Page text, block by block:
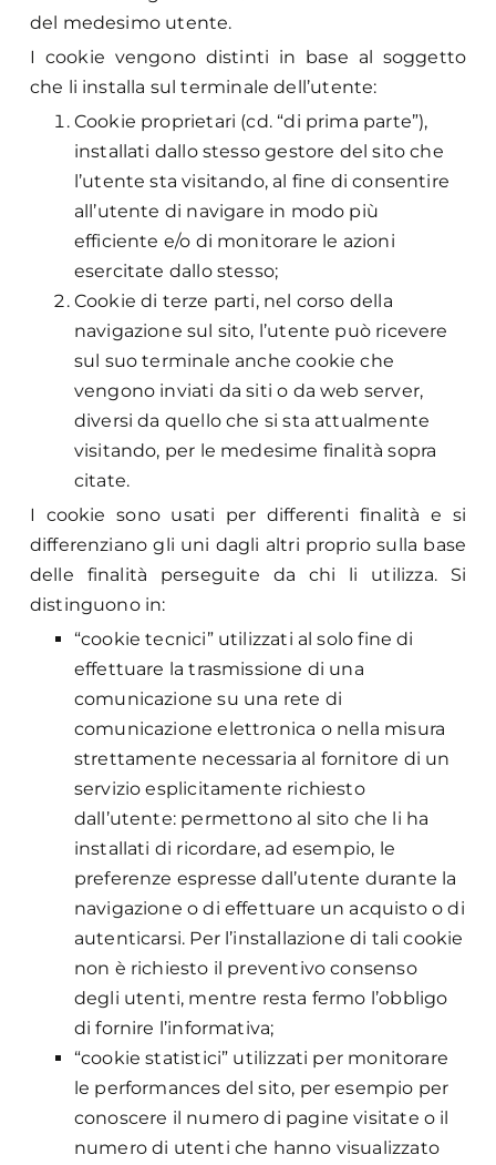
del medesimo utente.
I cookie vengono distinti in base al soggetto
che li installa sul terminale dell’utente:
Cookie proprietari (cd. “di prima parte”),
installati dallo stesso gestore del sito che
l’utente sta visitando, al fine di consentire
all’utente di navigare in modo più
efficiente e/o di monitorare le azioni
esercitate dallo stesso;
Cookie di terze parti, nel corso della
navigazione sul sito, l’utente può ricevere
sul suo terminale anche cookie che
vengono inviati da siti o da web server,
diversi da quello che si sta attualmente
visitando, per le medesime finalità sopra
citate.
I cookie sono usati per differenti finalità e si
differenziano gli uni dagli altri proprio sulla base
delle finalità perseguite da chi li utilizza. Si
distinguono in:
“cookie tecnici” utilizzati al solo fine di
effettuare la trasmissione di una
comunicazione su una rete di
comunicazione elettronica o nella misura
strettamente necessaria al fornitore di un
servizio esplicitamente richiesto
dall’utente: permettono al sito che li ha
installati di ricordare, ad esempio, le
preferenze espresse dall’utente durante la
navigazione o di effettuare un acquisto o di
autenticarsi. Per l’installazione di tali cookie
non è richiesto il preventivo consenso
degli utenti, mentre resta fermo l’obbligo
di fornire l’informativa;
“cookie statistici” utilizzati per monitorare
le performances del sito, per esempio per
conoscere il numero di pagine visitate o il
numero di utenti che hanno visualizzato